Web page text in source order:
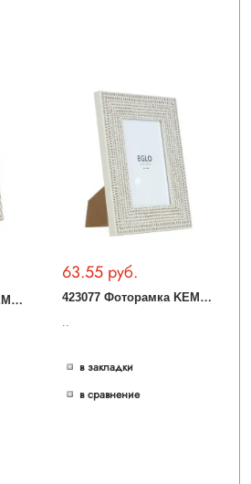
4
23076 Фоторамка KEMAYAN, L270, B15, H320, пластик, стекло, бежевый
63.55 руб.
4
23077 Фоторамка KEMAYAN, L170, B15, H220, пластик, стекло, серо-коричневый, коричневый
..
в закладки
в сравнение